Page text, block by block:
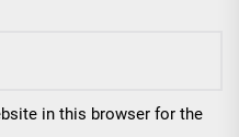
in this browser for the